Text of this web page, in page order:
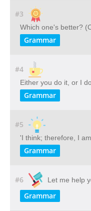
#3
Which one's better?
Grammar
#4
Either you do it, or I
Grammar
#5
'I think; therefore, I
Grammar
#6 Let me help
Grammar